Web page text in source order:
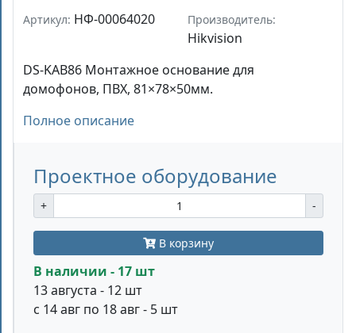
Артикул: НФ-00064020 Производитель:
Hikvision
DS-KAB86 Монтажное основание для
домофонов, ПВХ, 81×78×50мм.
Полное описание
Проектное оборудование
+ -
В корзину
В наличии - 17 шт
13 августа - 12 шт
с 14 авг по 18 авг - 5 шт